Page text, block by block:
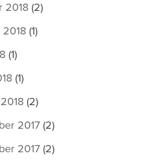
2018 (2)
2018 (1)
(1)
(1)
(2)
2017 (2)
2017 (2)